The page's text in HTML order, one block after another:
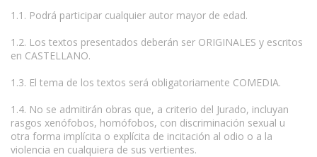
1.1. Podrá participar cualquier autor mayor de edad.
1.2. Los textos presentados deberán ser ORIGINALES y escritos
en CASTELLANO.
1.3. El tema de los textos será obligatoriamente COMEDIA.
1.4. No se admitirán obras que, a criterio del Jurado, incluyan
rasgos xenófobos, homófobos, con discriminación sexual u
otra forma implícita o explícita de incitación al odio o a la
violencia en cualquiera de sus vertientes.